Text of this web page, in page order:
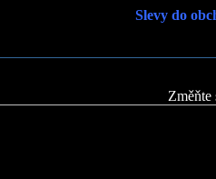
Slevy do
Změňte